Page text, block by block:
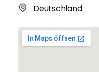
Deutschland